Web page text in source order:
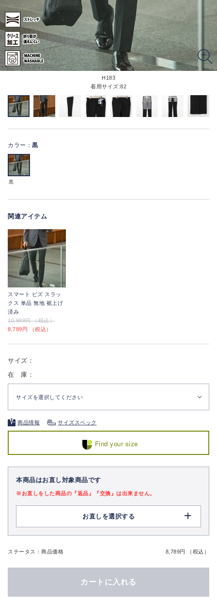
H183
着用サイズ:82
カラー： 黒
黒
関連アイテム
スマート ビズ スラッ
クス 単品 無地 裾上げ
済み
10,989円 （税込）
8,789円 （税込）
サイズ：
在 庫：
サイズを選択してください
商品情報 サイズスペック
Find your size
本商品はお直し対象商品です
※お直しをした商品の『返品』『交換』は出来ません。
お直しを選択する
ステータス：商品価格 8,789円 （税込）
カートに入れる